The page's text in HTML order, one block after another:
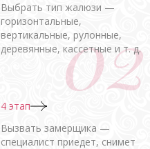
Выбрать тип жалюзи —
горизонтальные,
вертикальные, рулонные,
деревянные, кассетные и т. д.
4 этап
Вызвать замерщика —
специалист приедет, снимет